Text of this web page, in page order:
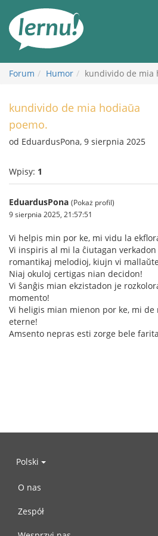
Forum Humor kundivido de mia
kundivido de mia hodiaŭa
poemo.
od EduardusPona, 9 sierpnia 2025
Wpisy: 1
EduardusPona (Pokaż profil)
9 sierpnia 2025, 21:57:51
Vi helpis min por ke, mi vidu la
Vi inspiris al mi la ĉiutagan
romantikaj melodioj, kiujn vi
Niaj okuloj certigas nian decidon!
Vi ŝanĝis mian ekzistadon je
momento!
Vi heligis mian mienon por ke, mi
eterne!
Amsento nepras esti zorge bele
Polski
O nas
Zespół